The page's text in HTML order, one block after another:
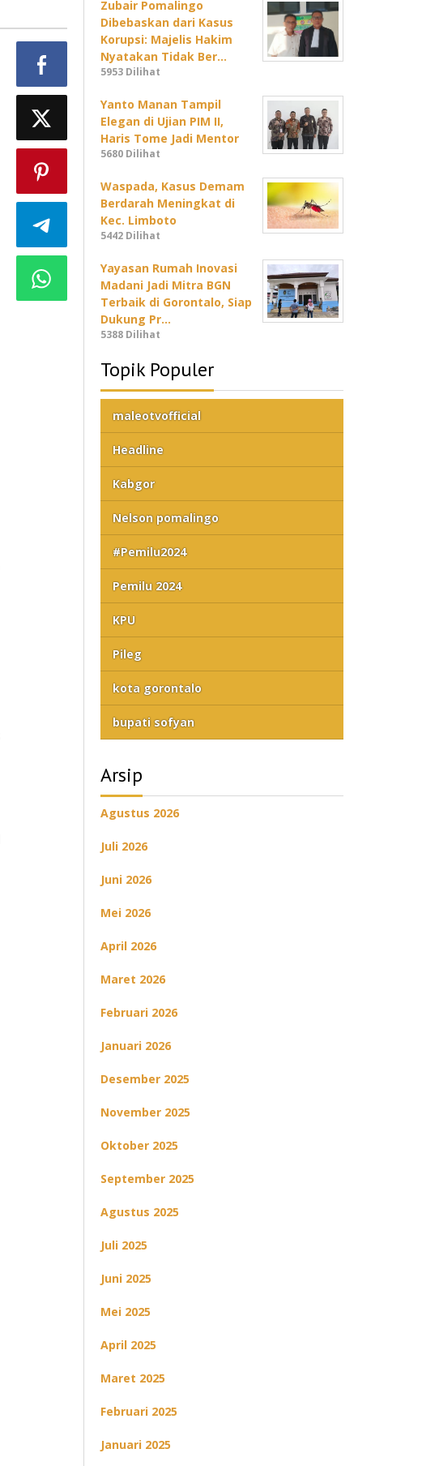
Zubair Pomalingo
Dibebaskan dari Kasus
Korupsi: Majelis Hakim
Nyatakan Tidak Ber…
5953 Dilihat
Yanto Manan Tampil
Elegan di Ujian PIM II,
Haris Tome Jadi Mentor
5680 Dilihat
Waspada, Kasus Demam
Berdarah Meningkat di
Kec. Limboto
5442 Dilihat
Yayasan Rumah Inovasi
Madani Jadi Mitra BGN
Terbaik di Gorontalo, Siap
Dukung Pr…
5388 Dilihat
Topik Populer
maleotvofficial
Headline
Kabgor
Nelson pomalingo
#Pemilu2024
Pemilu 2024
KPU
Pileg
kota gorontalo
bupati sofyan
Arsip
Agustus 2026
Juli 2026
Juni 2026
Mei 2026
April 2026
Maret 2026
Februari 2026
Januari 2026
Desember 2025
November 2025
Oktober 2025
September 2025
Agustus 2025
Juli 2025
Juni 2025
Mei 2025
April 2025
Maret 2025
Februari 2025
Januari 2025